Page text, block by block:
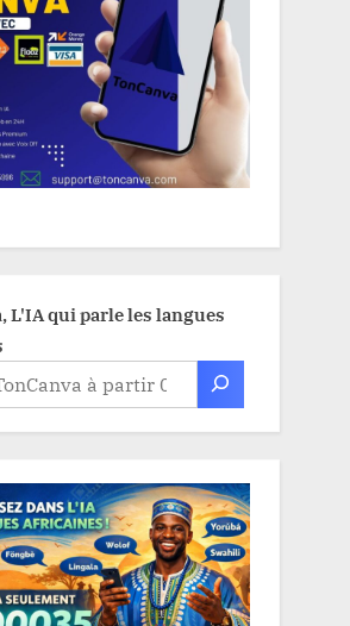
L'IA qui parle les langues